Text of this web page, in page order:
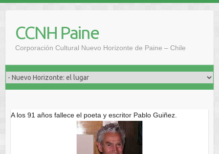
contenidoCCNH Paine
Corporación Cultural Nuevo Horizonte de Paine – Chile
A los 91 años fallece el poeta y escritor Pablo Guiñez.